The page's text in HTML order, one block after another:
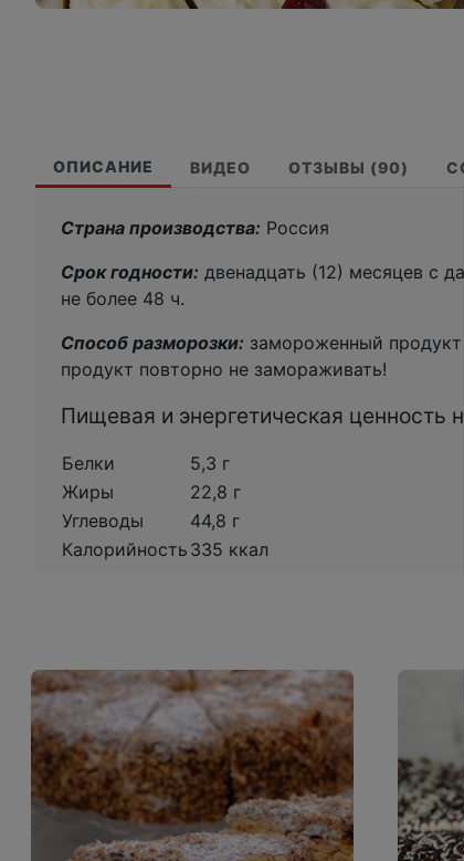
ОПИСАНИЕ ВИДЕО ОТЗЫВЫ (90)
Страна производства: Россия
Срок годности: двенадцать (12) месяцев с
не более 48 ч.
Способ разморозки: замороженный
продукт повторно не замораживать!
Пищевая и энергетическая ценность
Белки
5,3 г
Жиры
22,8 г
Углеводы
44,8 г
Калорийность 335 ккал